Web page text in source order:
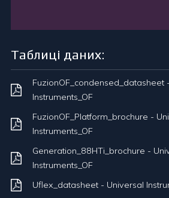
Таблиці даних:
FuzionOF_condensed_datasheet
Instruments_OF
FuzionOF_Platform_brochure -
Instruments_OF
Generation_88HTi_brochure -
Instruments_OF
Uflex_datasheet - Universal